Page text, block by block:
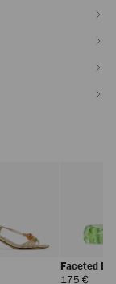
Faceted
175 €Prix